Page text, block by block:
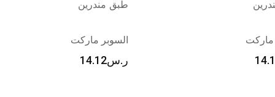
ماركت
كلمنتين إسبانيا (للكيلو)
السوبر ماركت
ر.س4.70